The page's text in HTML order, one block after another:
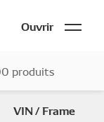
Ouvrir
VIN / Frame